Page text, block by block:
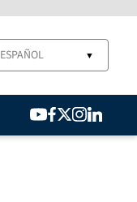
ESPAÑOL ▼